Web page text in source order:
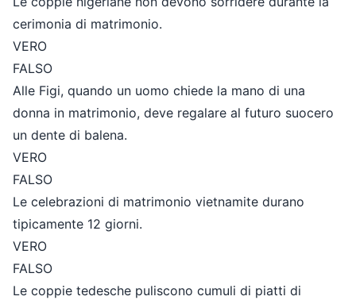
cerimonia di matrimonio.
VERO
FALSO
Alle Figi, quando un uomo chiede la mano di una
donna in matrimonio, deve regalare al futuro suocero
un dente di balena.
VERO
FALSO
Le celebrazioni di matrimonio vietnamite durano
tipicamente 12 giorni.
VERO
FALSO
Le coppie tedesche puliscono cumuli di piatti di